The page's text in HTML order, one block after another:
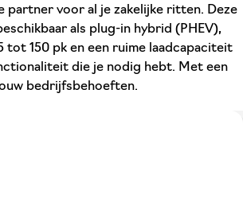
partner voor al je zakelijke ritten. Deze
als plug-in hybrid (PHEV),
tot 150 pk en een ruime laadcapaciteit
die je nodig hebt. Met een
bedrijfsbehoeften.